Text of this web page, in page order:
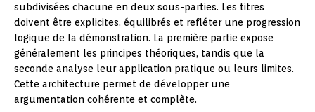
subdivisées chacune en deux sous-parties. Les titres
doivent être explicites, équilibrés et refléter une progression
logique de la démonstration. La première partie expose
généralement les principes théoriques, tandis que la
seconde analyse leur application pratique ou leurs limites.
Cette architecture permet de développer une
argumentation cohérente et complète.